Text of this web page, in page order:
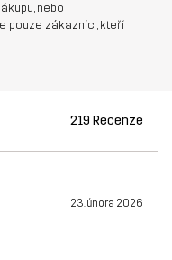
nebo
pouze zákazníci, kteří
219 Recenze
23. února 2026